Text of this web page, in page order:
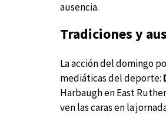
ausencia.
Tradiciones y
La acción del domingo
mediáticas del deporte:
Harbaugh en East
ven las caras en la